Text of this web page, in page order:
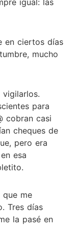
en ciertos días
mucho
para
cobran casi
cheques de
pero era
esa
me
Tres días
la pasé en